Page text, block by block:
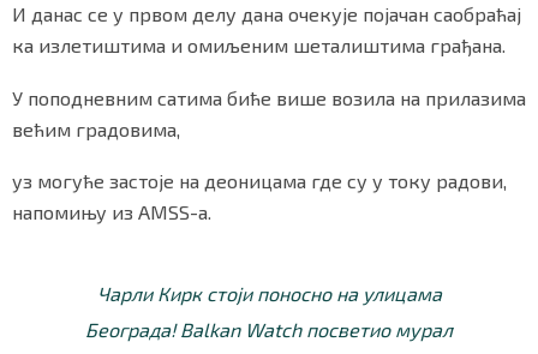
И данас се у првом делу дана очекује појачан саобраћај
ка излетиштима и омиљеним шеталиштима грађана.
У поподневним сатима биће више возила на прилазима
већим градовима,
уз могуће застоје на деоницама где су у току радови,
напомињу из AMSS-а.
Чарли Кирк стоји поносно на улицама
Београда! Balkan Watch посветио мурал
БИЗНИС
Маркетинг| Услови коришћења|Политика